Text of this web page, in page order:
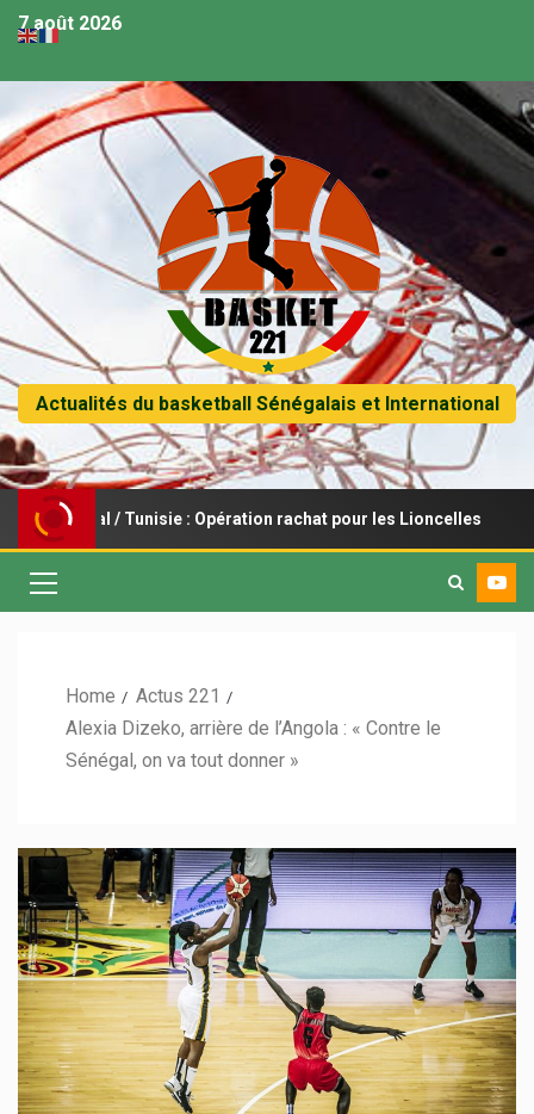
7 août 2026
Actualités du basketball Sénégalais et International
/ Tunisie : Opération rachat pour les Lioncelles
Home
Actus 221
Alexia Dizeko, arrière de l’Angola : « Contre le
Sénégal, on va tout donner »